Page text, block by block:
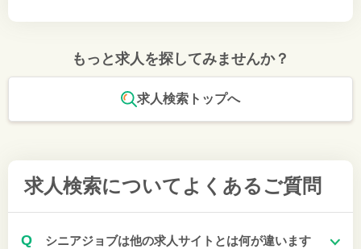
もっと求人を探してみませんか？
求人検索トップへ
求人検索について よくあるご質問
Q
シニアジョブは他の求人サイトとは何が違います